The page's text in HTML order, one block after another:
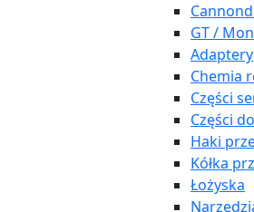
GT /
Adaptery
Chemia
Części
Części
Haki
Kółka
Łożyska